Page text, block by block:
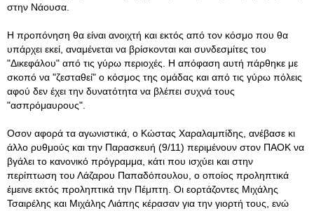
στην Νάουσα.
Η προπόνηση θα είναι ανοιχτή και εκτός από τον κόσμο που θα
υπάρχει εκεί, αναμένεται να βρίσκονται και συνδεσμίτες του
"Δικεφάλου" από τις γύρω περιοχές. Η απόφαση αυτή πάρθηκε με
σκοπό να "ζεσταθεί" ο κόσμος της ομάδας και από τις γύρω πόλεις
αφού δεν έχει την δυνατότητα να βλέπει συχνά τους
"ασπρόμαυρους".
Οσον αφορά τα αγωνιστικά, ο Κώστας Χαραλαμπίδης, ανέβασε κι
άλλο ρυθμούς και την Παρασκευή (9/11) περιμένουν στον ΠΑΟΚ να
βγάλει το κανονικό πρόγραμμα, κάτι που ισχύει και στην
περίπτωση του Λάζαρου Παπαδόπουλου, ο οποίος προληπτικά
έμεινε εκτός προληπτικά την Πέμπτη. Οι εορτάζοντες Μιχάλης
Τσαιρέλης και Μιχάλης Λιάπης κέρασαν για την γιορτή τους, ενώ